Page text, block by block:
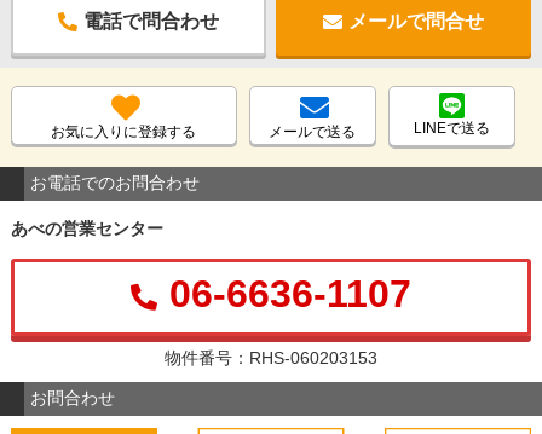
電話で問合わせ メールで問合せ
お気に入りに登録する メールで送る LINEで送る
お電話でのお問合わせ
あべの営業センター
06-6636-1107
物件番号：RHS-060203153
お問合わせ